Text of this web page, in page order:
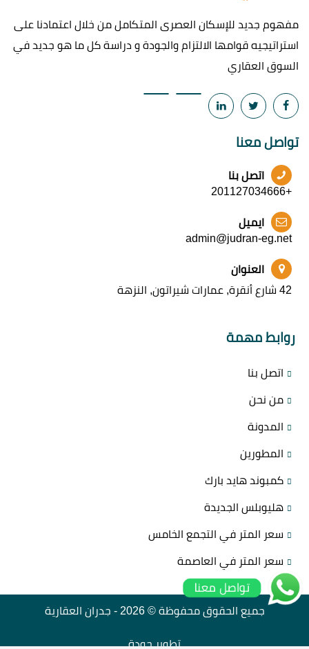
مفهوم جديد للإسكان العصرى المتكامل من خلال اعتمادنا على
استراتيجيه قوامها الالتزام والجودة و دراسة كل ما هو جديد في
السوق العقاري
تواصل معنا
اتصل بنا
+201127034666
ايميل
admin@judran-eg.net
العنوان
42 شارع أنقرة, عمارات شيراتون, النزهة
روابط مهمة
اتصل بنا
من نحن
المدونة
المطورين
كمبوند هايد بارك
هليوبلس الجديدة
سعر المتر في التجمع الخامس
سعر المتر في العاصمة
جميع الحقوق محفوظة © 2026 - جدران العقارية
تطويرجودة
تواصل معنا